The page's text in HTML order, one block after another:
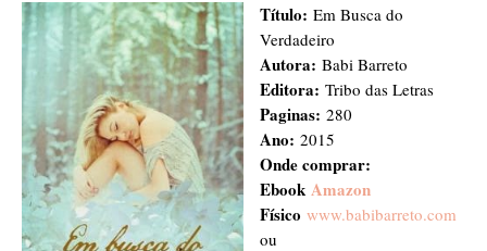
Título: Em Busca do
Verdadeiro
Autora: Babi Barreto
Editora: Tribo das Letras
Paginas: 280
Ano: 2015
Onde comprar:
Ebook Amazon
Físico www.babibarreto.com
ou